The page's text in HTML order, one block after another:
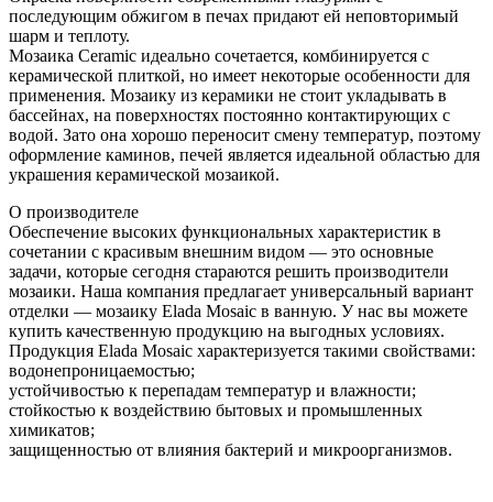
последующим обжигом в печах придают ей неповторимый
шарм и теплоту.
Мозаика Ceramic идеально сочетается, комбинируется с
керамической плиткой, но имеет некоторые особенности для
применения. Мозаику из керамики не стоит укладывать в
бассейнах, на поверхностях постоянно контактирующих с
водой. Зато она хорошо переносит смену температур, поэтому
оформление каминов, печей является идеальной областью для
украшения керамической мозаикой.
О производителе
Обеспечение высоких функциональных характеристик в
сочетании с красивым внешним видом — это основные
задачи, которые сегодня стараются решить производители
мозаики. Наша компания предлагает универсальный вариант
отделки — мозаику Elada Mosaic в ванную. У нас вы можете
купить качественную продукцию на выгодных условиях.
Продукция Elada Mosaic характеризуется такими свойствами:
водонепроницаемостью;
устойчивостью к перепадам температур и влажности;
стойкостью к воздействию бытовых и промышленных
химикатов;
защищенностью от влияния бактерий и микроорганизмов.